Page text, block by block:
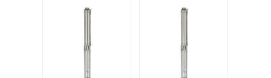
КОМПОНЕНТИ ЗА ОМЕКОТИТЕЛНИ СИСТЕМИ (6)